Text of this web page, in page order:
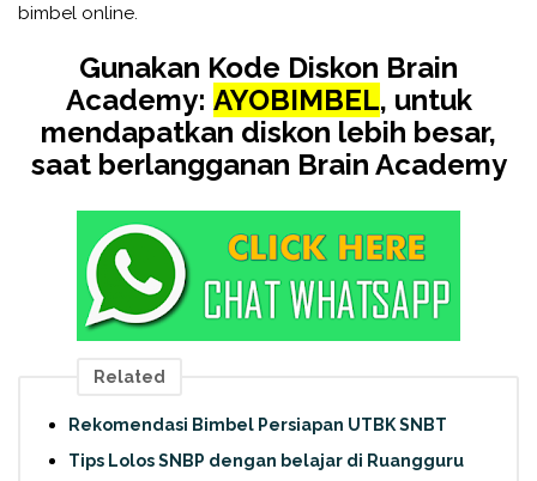
bimbel online.
Gunakan Kode Diskon Brain
Academy: AYOBIMBEL, untuk
mendapatkan diskon lebih besar,
saat berlangganan Brain Academy
Related
Rekomendasi Bimbel Persiapan UTBK SNBT
Tips Lolos SNBP dengan belajar di Ruangguru